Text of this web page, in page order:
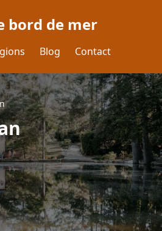
bord de mer
Blog Contact